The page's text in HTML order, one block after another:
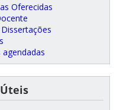
Oferecidas
agendadas